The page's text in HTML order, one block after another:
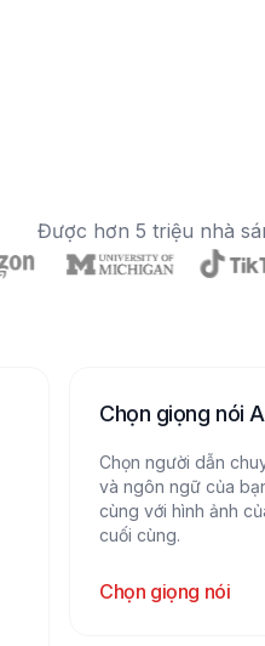
Được hơn 5 triệu nhà
Chọn giọng nói
Chọn người dẫn
và ngôn ngữ của
cùng với hình ảnh
cuối cùng.
Chọn giọng nói